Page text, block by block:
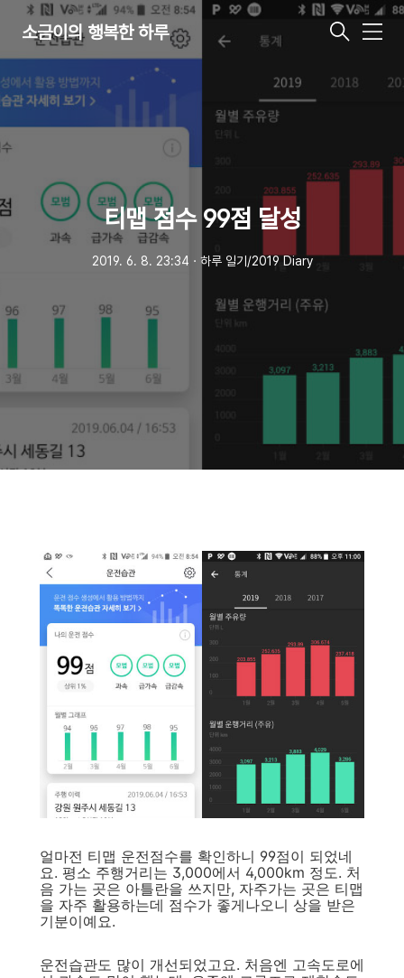
소금이의 행복한 하루
메
티맵 점수 99점 달성
2019. 6. 8. 23:34 ㆍ 하루 일기/2019 Diary
얼마전 티맵 운전점수를 확인하니 99점이 되었네
요. 평소 주행거리는 3,000에서 4,000km 정도. 처
음 가는 곳은 아틀란을 쓰지만, 자주가는 곳은 티맵
을 자주 활용하는데 점수가 좋게나오니 상을 받은
기분이예요.
운전습관도 많이 개선되었고요. 처음엔 고속도로에